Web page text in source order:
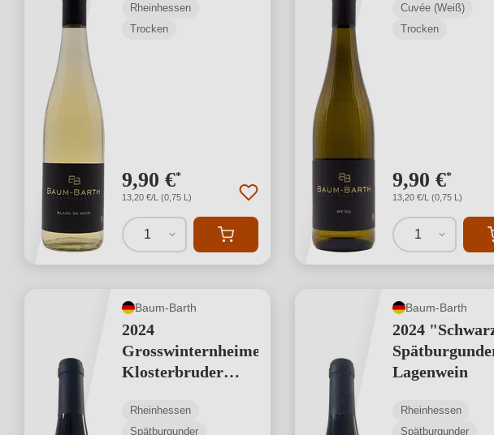
Rheinhessen
Trocken
9,90 €*
13,20 €/L (0,75 L)
1
Cuvée (Weiß)
Trocken
9,90 €*
13,20 €/L (0,75 L)
1
Baum-Barth
2024
Grosswinternheimer
Klosterbruder
Lagenwein
Rheinhessen
Spätburgunder
Baum-Barth
2024
Lagenwein
Rheinhessen
Spätburgunder